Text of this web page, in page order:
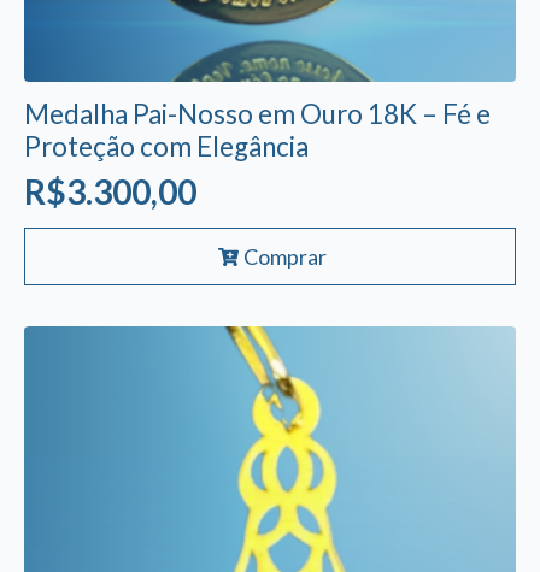
Medalha Pai-Nosso em Ouro 18K – Fé e
Proteção com Elegância
R$3.300,00
Comprar